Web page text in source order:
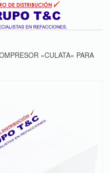
«CULATA» PARA